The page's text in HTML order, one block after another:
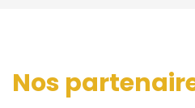
Nos